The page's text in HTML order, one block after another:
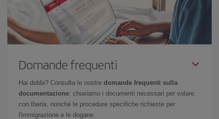
Domande frequenti
Hai dubbi? Consulta le nostre domande frequenti sulla
documentazione: chiariamo i documenti necessari per volare
con Iberia, nonché le procedure specifiche richieste per
l'immigrazione e le dogane.